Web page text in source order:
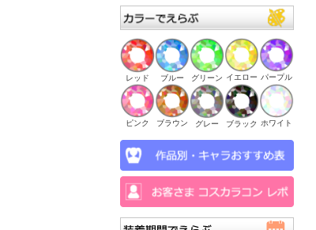
レッド ブルー グリーン イエロー パープル
ピンク ブラウン グレー ブラック ホワイト